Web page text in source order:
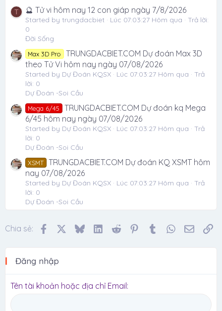
T 🔮 Tử vi hôm nay 12 con giáp ngày 7/8/2026
Started by trungdacbiet Lúc 07:03:27 Hôm qua
Trả lời:
0
Đời Sống
Max 3D Pro
TRUNGDACBIET.COM Dự đoán Max 3D
theo Tử Vi hôm nay ngày 07/08/2026
Started by Dự Đoán KQSX Lúc 07:03:27 Hôm qua
Trả
lời: 0
Dự Đoán -Soi Cầu
Mega 6/45
TRUNGDACBIET.COM Dự đoán kq Mega
6/45 hôm nay ngày 07/08/2026
Started by Dự Đoán KQSX Lúc 07:03:27 Hôm qua
Trả
lời: 0
Dự Đoán -Soi Cầu
XSMT TRUNGDACBIET.COM Dự đoán KQ XSMT hôm
nay 07/08/2026
Started by Dự Đoán KQSX Lúc 07:03:27 Hôm qua
Trả
lời: 0
Dự Đoán -Soi Cầu
Chia sẻ: FacebookBlueskyLinkedIn
Reddit Pinterest
Tumblr WhatsApp
Email
Đăng nhập
Tên tài khoản hoặc địa chỉ Email